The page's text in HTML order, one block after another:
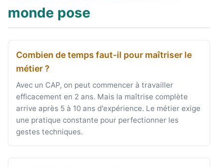
monde pose
Combien de temps faut-il pour maîtriser le
métier ?
Avec un CAP, on peut commencer à travailler
efficacement en 2 ans. Mais la maîtrise complète
arrive après 5 à 10 ans d'expérience. Le métier exige
une pratique constante pour perfectionner les
gestes techniques.